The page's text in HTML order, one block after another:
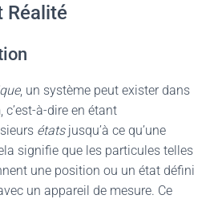
Réalité
, un système peut exister dans
, c’est-à-dire en étant
étatsjusqu’à ce qu’une
signifie que les particules telles
une position ou un état défini
un appareil de mesure. Ce